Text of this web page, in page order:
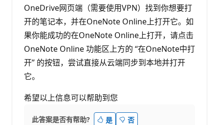
OneDrive网页端（需要使用VPN）找到你想要打
开的笔记本，并在OneNote Online上打开它。如
果你能成功的在OneNote Online上打开，请点击
OneNote Online 功能区上方的 “在OneNote中打
开” 的按钮，尝试直接从云端同步到本地并打开
它。
希望以上信息可以帮助到您
此答案是否有帮助? 是 否